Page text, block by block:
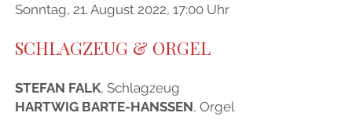
Sonntag, 21. August 2022, 17:00 Uhr
SCHLAGZEUG & ORGEL
STEFAN FALK, Schlagzeug
HARTWIG BARTE-HANSSEN, Orgel